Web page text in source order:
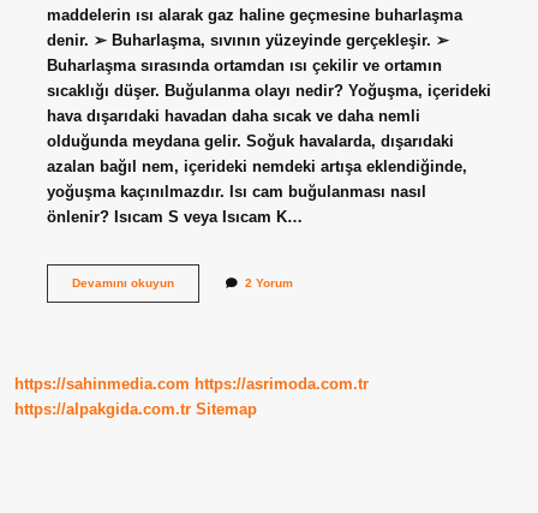
maddelerin ısı alarak gaz haline geçmesine buharlaşma
denir. ➢ Buharlaşma, sıvının yüzeyinde gerçekleşir. ➢
Buharlaşma sırasında ortamdan ısı çekilir ve ortamın
sıcaklığı düşer. Buğulanma olayı nedir? Yoğuşma, içerideki
hava dışarıdaki havadan daha sıcak ve daha nemli
olduğunda meydana gelir. Soğuk havalarda, dışarıdaki
azalan bağıl nem, içerideki nemdeki artışa eklendiğinde,
yoğuşma kaçınılmazdır. Isı cam buğulanması nasıl
önlenir? Isıcam S veya Isıcam K…
Devamını okuyunBuğulanma 2 Yorum
https://sahinmedia.com https://asrimoda.com.tr
https://alpakgida.com.tr Sitemap